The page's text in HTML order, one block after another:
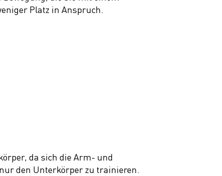
Platz in Anspruch.
da sich die Arm- und
den Unterkörper zu trainieren.